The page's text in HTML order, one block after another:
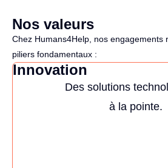
Nos valeurs
Chez Humans4Help, nos engagements
piliers fondamentaux :
Innovation
Des solutions
à la pointe.